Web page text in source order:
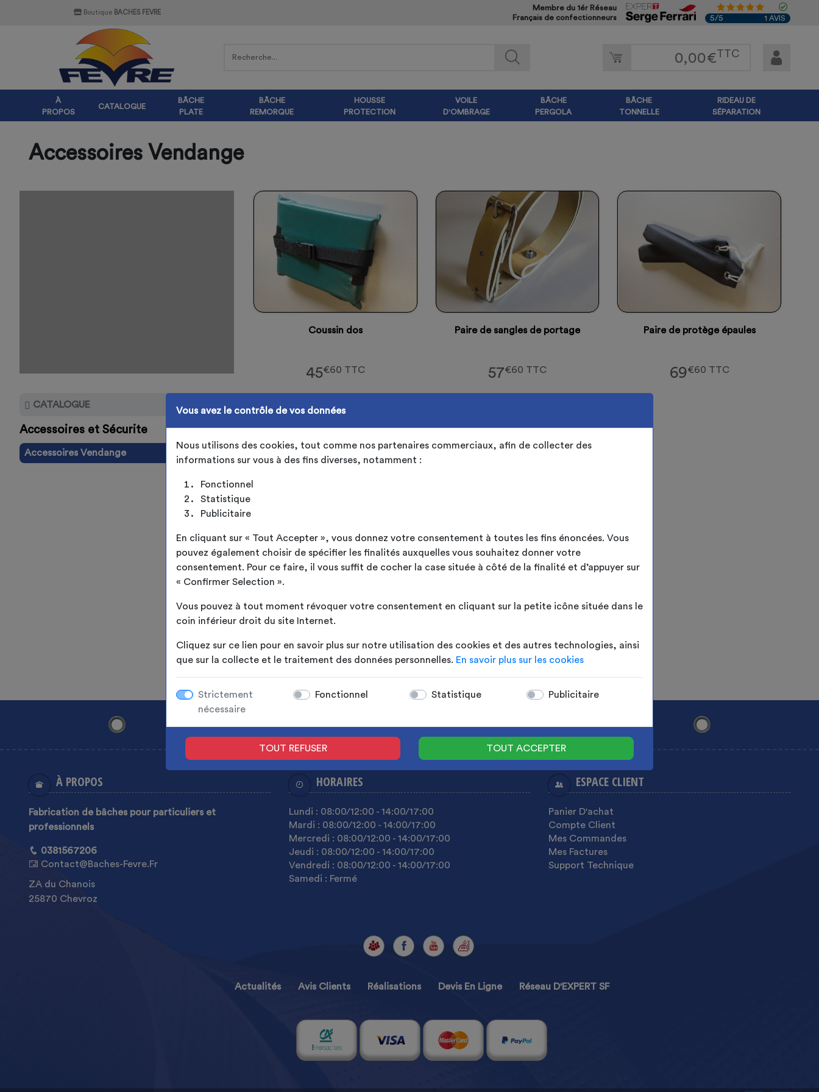
Vous avez le contrôle de vos données
Nous utilisons des cookies, tout comme nos partenaires commerciaux, afin de collecter des
informations sur vous à des fins diverses, notamment :
Fonctionnel
Statistique
Publicitaire
En cliquant sur « Tout Accepter », vous donnez votre consentement à toutes les fins énoncées. Vous
pouvez également choisir de spécifier les finalités auxquelles vous souhaitez donner votre
consentement. Pour ce faire, il vous suffit de cocher la case située à côté de la finalité et d’appuyer sur
« Confirmer Selection ».
Vous pouvez à tout moment révoquer votre consentement en cliquant sur la petite icône située dans le
coin inférieur droit du site Internet.
Cliquez sur ce lien pour en savoir plus sur notre utilisation des cookies et des autres technologies, ainsi
que sur la collecte et le traitement des données personnelles. En savoir plus sur les cookies
Strictement
nécessaire
Fonctionnel Statistique Publicitaire
TOUT REFUSER TOUT ACCEPTER
Boutique BACHES FEVRE
5/5 1 AVIS
Membre du 1ér Réseau
Français de confectionneurs
0,00€TTC
À
PROPOS
CATALOGUE
BÂCHE
PLATE
BÂCHE
REMORQUE
HOUSSE
PROTECTION
VOILE
D'OMBRAGE
BÂCHE
PERGOLA
BÂCHE
TONNELLE
RIDEAU DE
SÉPARATION
Accessoires Vendange
CATALOGUE
Accessoires et Sécurite
Accessoires Vendange
Coussin dos
45€60 TTC
Paire de sangles de portage
57€60 TTC
Paire de protège épaules
69€60 TTC
Kit pour hotte de vendange
À PROPOS
Fabrication de bâches pour particuliers et
professionnels
0381567206
Contact@baches-Fevre.fr
ZA du Chanois
25870 Chevroz
HORAIRES
Lundi : 08:00/12:00 - 14:00/17:00
Mardi : 08:00/12:00 - 14:00/17:00
Mercredi : 08:00/12:00 - 14:00/17:00
Jeudi : 08:00/12:00 - 14:00/17:00
Vendredi : 08:00/12:00 - 14:00/17:00
Samedi : Fermé
ESPACE CLIENT
Panier D'achat
Compte Client
Mes Commandes
Mes Factures
Support Technique
Actualités Avis Clients Réalisations Devis En Ligne Réseau D'EXPERT SF